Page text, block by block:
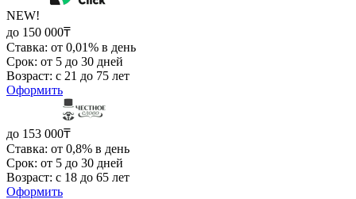
NEW!
до 150 000₸
Ставка: от 0,01% в день
Срок: от 5 до 30 дней
Возраст: с 21 до 75 лет
Оформить
до 153 000₸
Ставка: от 0,8% в день
Срок: от 5 до 30 дней
Возраст: с 18 до 65 лет
Оформить